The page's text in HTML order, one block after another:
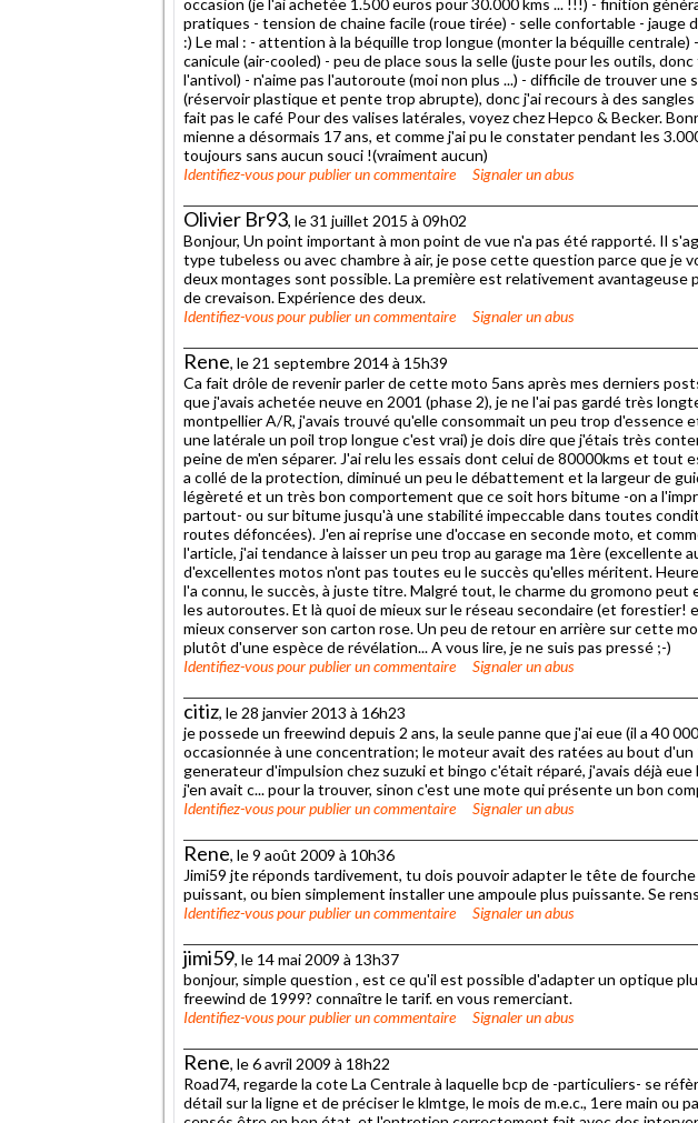
pratiques - tension de chaine facile (roue tirée) - selle confortable - jauge
:) Le mal : - attention à la béquille trop longue (monter la béquille
canicule (air-cooled) - peu de place sous la selle (juste pour les outils,
l'antivol) - n'aime pas l'autoroute (moi non plus ...) - difficile de trouver une
(réservoir plastique et pente trop abrupte), donc j'ai recours à des
fait pas le café Pour des valises latérales, voyez chez Hepco & Becker.
mienne a désormais 17 ans, et comme j'ai pu le constater pendant les
toujours sans aucun souci !(vraiment aucun)
Identifiez-vouspour publier un commentaire Signaler un abus
Olivier Br93, le 31 juillet 2015 à 09h02
Bonjour, Un point important à mon point de vue n'a pas été rapporté. Il
type tubeless ou avec chambre à air, je pose cette question parce que je
deux montages sont possible. La première est relativement avantageuse
de crevaison. Expérience des deux.
Identifiez-vouspour publier un commentaire Signaler un abus
Rene, le 21 septembre 2014 à 15h39
Ca fait drôle de revenir parler de cette moto 5ans après mes derniers
que j'avais achetée neuve en 2001 (phase 2), je ne l'ai pas gardé très
montpellier A/R, j'avais trouvé qu'elle consommait un peu trop d'essence
une latérale un poil trop longue c'est vrai) je dois dire que j'étais très
peine de m'en séparer. J'ai relu les essais dont celui de 80000kms et tout
a collé de la protection, diminué un peu le débattement et la largeur de
légèreté et un très bon comportement que ce soit hors bitume -on a
partout- ou sur bitume jusqu'à une stabilité impeccable dans toutes
routes défoncées). J'en ai reprise une d'occase en seconde moto, et
l'article, j'ai tendance à laisser un peu trop au garage ma 1ère (excellente
d'excellentes motos n'ont pas toutes eu le succès qu'elles méritent.
l'a connu, le succès, à juste titre. Malgré tout, le charme du gromono peut
les autoroutes. Et là quoi de mieux sur le réseau secondaire (et forestier!
mieux conserver son carton rose. Un peu de retour en arrière sur cette
plutôt d'une espèce de révélation... A vous lire, je ne suis pas pressé ;-)
Identifiez-vouspour publier un commentaire Signaler un abus
citiz, le 28 janvier 2013 à 16h23
je possede un freewind depuis 2 ans, la seule panne que j'ai eue (il a 40
occasionnée à une concentration; le moteur avait des ratées au bout
generateur d'impulsion chez suzuki et bingo c'était réparé, j'avais déjà eue
j'en avait c... pour la trouver, sinon c'est une mote qui présente un bon
Identifiez-vouspour publier un commentaire Signaler un abus
Rene, le 9 août 2009 à 10h36
Jimi59 jte réponds tardivement, tu dois pouvoir adapter le tête de
puissant, ou bien simplement installer une ampoule plus puissante. Se
Identifiez-vouspour publier un commentaire Signaler un abus
jimi59, le 14 mai 2009 à 13h37
bonjour, simple question , est ce qu'il est possible d'adapter un optique
freewind de 1999? connaître le tarif. en vous remerciant.
Identifiez-vouspour publier un commentaire Signaler un abus
Rene, le 6 avril 2009 à 18h22
Road74, regarde la cote La Centrale à laquelle bcp de -particuliers- se
détail sur la ligne et de préciser le klmtge, le mois de m.e.c., 1ere main ou